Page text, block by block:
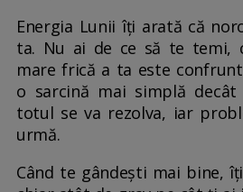
Energia Lunii îți arată că
ta. Nu ai de ce să te temi,
mare frică a ta este
o sarcină mai simplă
totul se va rezolva, iar
urmă.
Când te gândești mai bine,